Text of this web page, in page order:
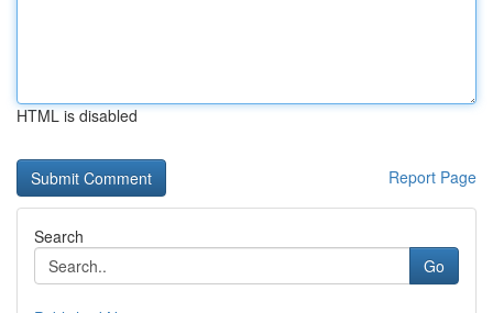
HTML is disabled
Report Page
Search
Go